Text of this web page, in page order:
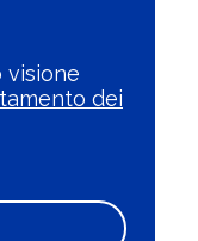
visione
dei